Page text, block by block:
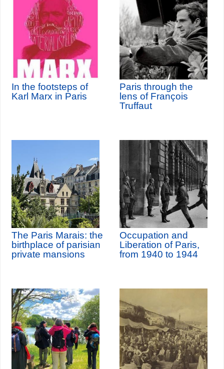
In the footsteps of
Karl Marx in Paris
Paris through the
lens of François
Truffaut
The Paris Marais: the
birthplace of parisian
private mansions
Occupation and
Liberation of Paris,
from 1940 to 1944